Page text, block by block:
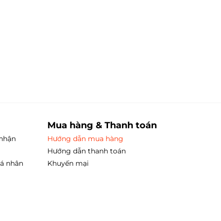
nhân
Mua hàng & Thanh toán
Hướng dẫn mua hàng
Hướng dẫn thanh toán
Khuyến mại